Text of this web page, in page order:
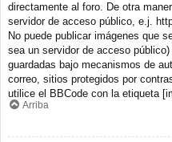
directamente al foro. De otra
servidor de acceso público, e.j.
No puede publicar imágenes que
sea un servidor de acceso
guardadas bajo mecanismos de
correo, sitios protegidos por
utilice el BBCode con la etiqueta
Arriba